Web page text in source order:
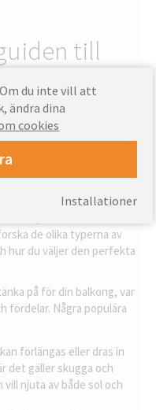
till
på din balkong är ett av
att installera en
vind, utan de ger också en
de olika typerna av
hur du väljer den perfekta
på för din balkong, var
fördelar. Några populära
förlängas eller dras in
det gäller skugga och
njuta av både sol och
du inte vill att
ändra dina
cookies
Installationer